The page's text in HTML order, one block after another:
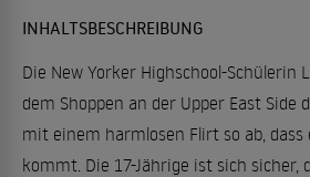
INHALTSBESCHREIBUNG
Die New Yorker Highschool-Schülerin
dem Shoppen an der Upper East
mit einem harmlosen Flirt so ab, dass
kommt. Die 17-Jährige ist sich sicher,